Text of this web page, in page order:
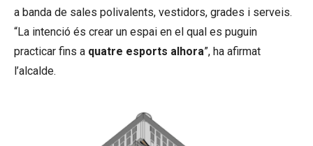
a banda de sales polivalents, vestidors, grades i serveis.
“La intenció és crear un espai en el qual es puguin
practicar fins a quatre esports alhora”, ha afirmat
l’alcalde.